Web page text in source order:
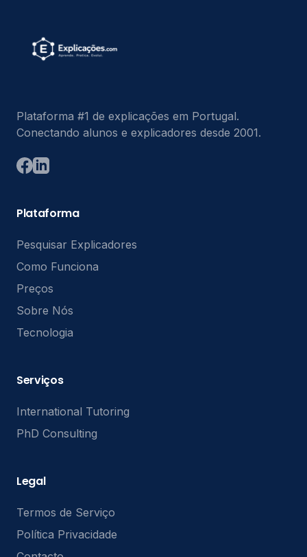
Plataforma #1 de explicações em Portugal.
Conectando alunos e explicadores desde 2001.
Plataforma
Pesquisar Explicadores
Como Funciona
Preços
Sobre Nós
Tecnologia
Serviços
International Tutoring
PhD Consulting
Legal
Termos de Serviço
Política Privacidade